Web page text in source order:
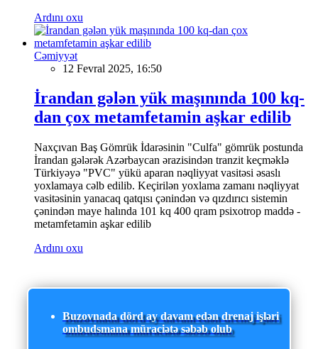
Ardını oxu
Cəmiyyət
12 Fevral 2025, 16:50
İrandan gələn yük maşınında 100 kq-
dan çox metamfetamin aşkar edilib
Naxçıvan Baş Gömrük İdarəsinin "Culfa" gömrük postunda
İrandan gələrək Azərbaycan ərazisindən tranzit keçməklə
Türkiyəyə "PVC" yükü aparan nəqliyyat vasitəsi əsaslı
yoxlamaya cəlb edilib. Keçirilən yoxlama zamanı nəqliyyat
vasitəsinin yanacaq qatqısı çənindən və qızdırıcı sistemin
çənindən maye halında 101 kq 400 qram psixotrop maddə -
metamfetamin aşkar edilib
Ardını oxu
Buzovnada dörd ay davam edən drenaj işləri
ombudsmana müraciətə səbəb olub